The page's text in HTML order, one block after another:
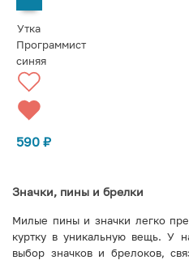
Утка
Программист
синяя
590 ₽
Значки, пины и брелки
Милые пины и значки легко
куртку в уникальную вещь. У
выбор значков и брелоков,